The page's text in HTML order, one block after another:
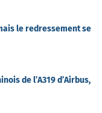
le redressement se
de l’A319 d’Airbus,